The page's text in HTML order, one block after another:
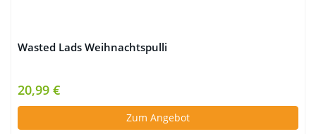
Wasted Lads Weihnachtspulli
20,99 €
Zum Angebot